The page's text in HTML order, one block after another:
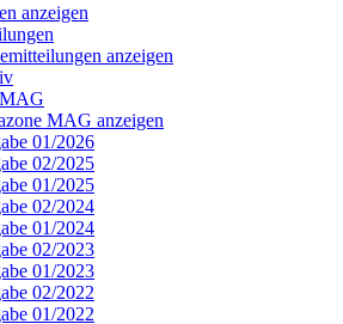
anzeigen
anzeigen
MAG anzeigen
01/2026
02/2025
01/2025
02/2024
01/2024
02/2023
01/2023
02/2022
01/2022